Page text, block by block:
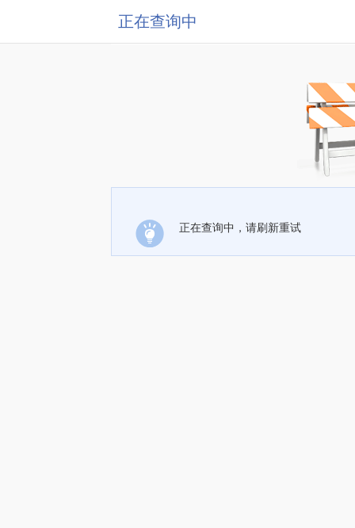
正在查询中
正在查询中，请刷新重试